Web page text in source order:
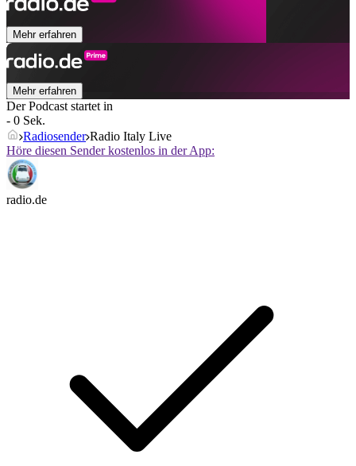
Mehr erfahren
Mehr erfahren
Der Podcast startet in
- 0 Sek.
Radiosender Radio Italy Live
Höre diesen Sender kostenlos in der App:
radio.de